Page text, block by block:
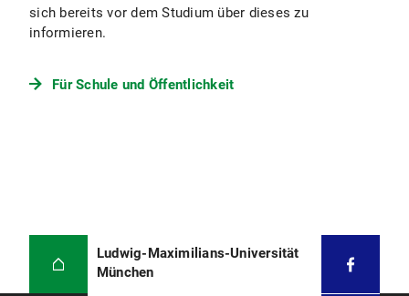
sich bereits vor dem Studium über dieses zu
informieren.
Für Schule und Öffentlichkeit
Ludwig-Maximilians-Universität
München